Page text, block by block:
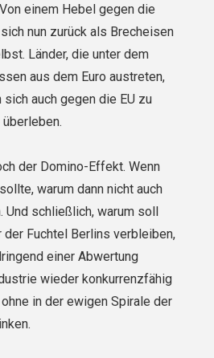
einem Hebel gegen die
nun zurück als Brecheisen
Länder, die unter dem
aus dem Euro austreten,
sich auch gegen die EU zu
der Domino-Effekt. Wenn
warum dann nicht auch
Und schließlich, warum soll
der Fuchtel Berlins verbleiben,
einer Abwertung
wieder konkurrenzfähig
in der ewigen Spirale der